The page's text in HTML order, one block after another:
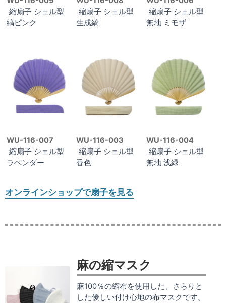
縮扇子 シェル型
縞ピンク
縮扇子 シェル型
生成縞
縮扇子 シェル型
無地 ミモザ
WU-116-007
縮扇子 シェル型
ラベンダー
WU-116-003
縮扇子 シェル型
香色
WU-116-004
縮扇子 シェル型
無地 浅緑
オンラインショップで扇子を見る
麻の縮マスク
麻100％の縮布を使用した、さらりと
した優しい付け心地の布マスクです。